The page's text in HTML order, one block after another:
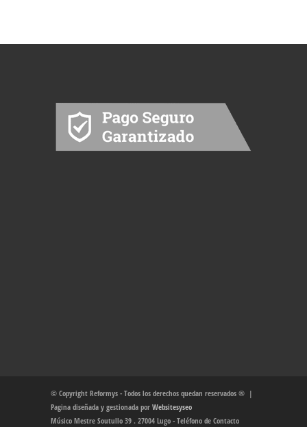
© Copyright Reformys - Todos los derechos quedan reservados ® |
Pagina diseñada y gestionada por Websitesyseo
Músico Mestre Soutullo 39 . 27004 Lugo - Teléfono de Contacto